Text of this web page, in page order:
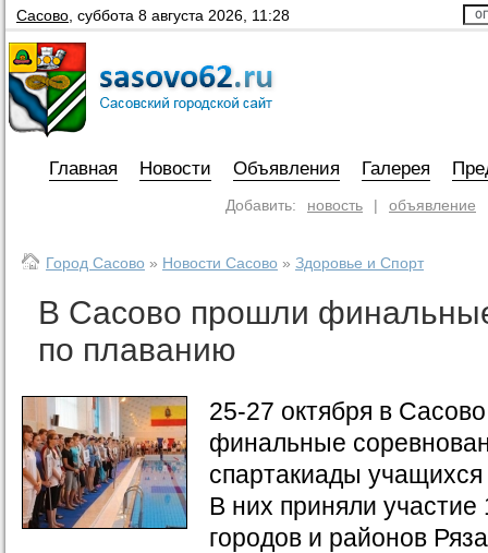
Сасово суббота 8 августа 2026, 11:28
Главная Новости Объявления Галерея
Добавить: новость | объявление
Город Сасово » Новости Сасово » Здоровье и Спорт
В Сасово прошли
по плаванию
25-27 октября в
финальные
спартакиады
В них приняли участие
городов и районов